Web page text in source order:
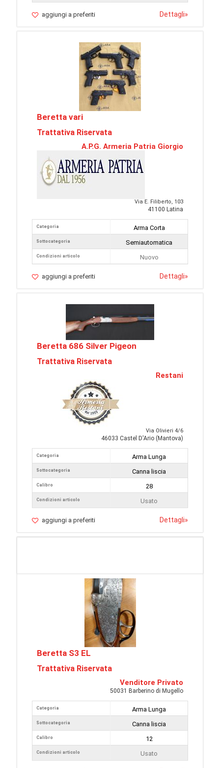
aggiungi a preferiti Dettagli»
Beretta vari
Trattativa Riservata
A.P.G. Armeria Patria Giorgio
Via E. Filiberto, 103
41100 Latina
Categoria
Sottocategoria
Condizioni articolo
Arma Corta
Semiautomatica
Nuovo
aggiungi a preferiti Dettagli»
Beretta 686 Silver Pigeon
Trattativa Riservata
Restani
Via Olivieri 4/6
46033 Castel D'Ario (Mantova)
Categoria
Sottocategoria
Calibro
Condizioni articolo
Arma Lunga
Canna liscia
28
Usato
aggiungi a preferiti Dettagli»
Beretta S3 EL
Trattativa Riservata
Venditore Privato
50031 Barberino di Mugello
Categoria
Sottocategoria
Calibro
Condizioni articolo
Arma Lunga
Canna liscia
12
Usato